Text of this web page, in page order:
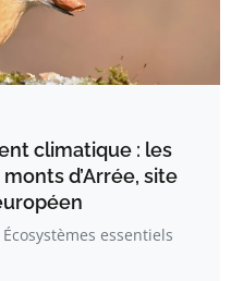
climatique : les
d’Arrée, site
essentiels